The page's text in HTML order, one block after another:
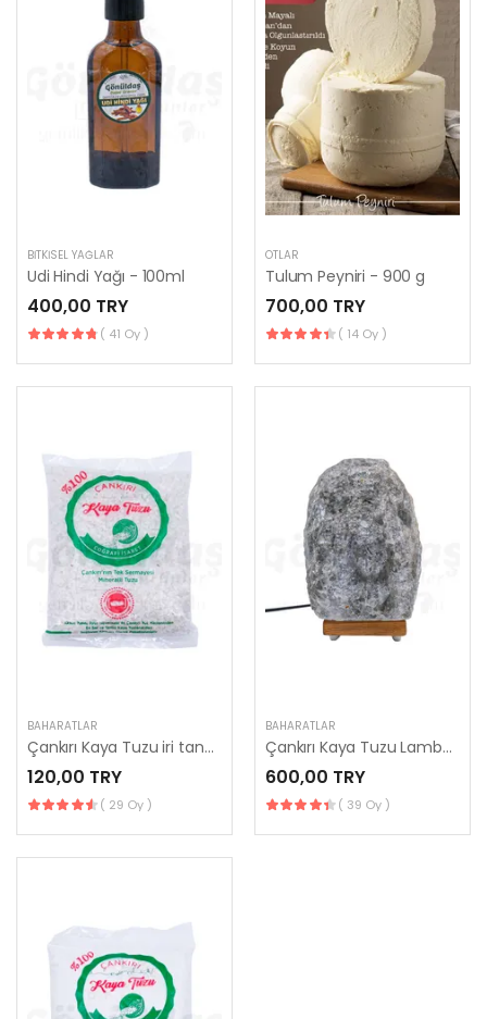
BITKISEL YAĞLAR
Udi Hindi Yağı - 100ml
400,00 TRY
( 41 Oy )
OTLAR
Tulum Peyniri - 900 g
700,00 TRY
( 14 Oy )
BAHARATLAR
Çankırı Kaya Tuzu iri tanesi - 1 kg
120,00 TRY
( 29 Oy )
BAHARATLAR
Çankırı Kaya Tuzu Lambası
600,00 TRY
( 39 Oy )